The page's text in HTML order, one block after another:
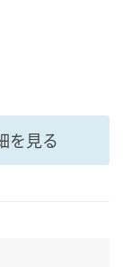
を見る